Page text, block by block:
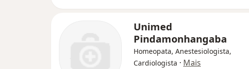
Unimed
Pindamonhangaba
Homeopata, Anestesiologista,
Cardiologista · Mais